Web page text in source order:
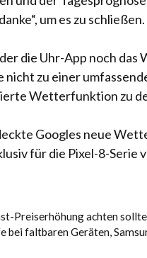
um es zu schließen.
die Uhr-App noch
zu einer
Wetterfunktion zu
Googles neue
für die Pixel-8-
Preiserhöhung achten
bei faltbaren Geräten,